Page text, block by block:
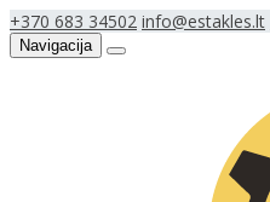
+370 683 34502 info@estakles.lt
Navigacija